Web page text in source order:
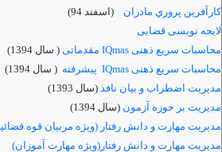
كارآفرين پروري مادران (اسفند 94)
لایحه نویسی قضایی
محاسبات سریع ذهنی IQmas مقدماتی
( سال 1394)
محاسبات سریع ذهنی IQmas پیشرفته
( سال 1394)
مديريت اضطراب و بيان نافذ (سال 1393)
مديريت بر حوزه آزمون (سال 1394)
مدیریت مهارت و دانش رفتار (ویژه مربیان قوه
مدیریت مهارت و دانش رفتار(ویژه مهارت آموزان)